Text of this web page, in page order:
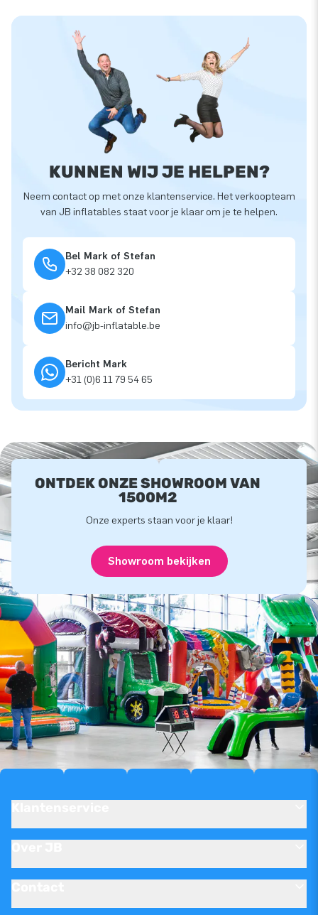
KUNNEN WIJ JE HELPEN?
Neem contact op met onze klantenservice. Het verkoopteam
van JB inflatables staat voor je klaar om je te helpen.
Bel Mark of Stefan
+32 38 082 320
Mail Mark of Stefan
info@jb-inflatable.be
Bericht Mark
+31 (0)6 11 79 54 65
ONTDEK ONZE SHOWROOM VAN
1500M2
Onze experts staan voor je klaar!
Showroom bekijken